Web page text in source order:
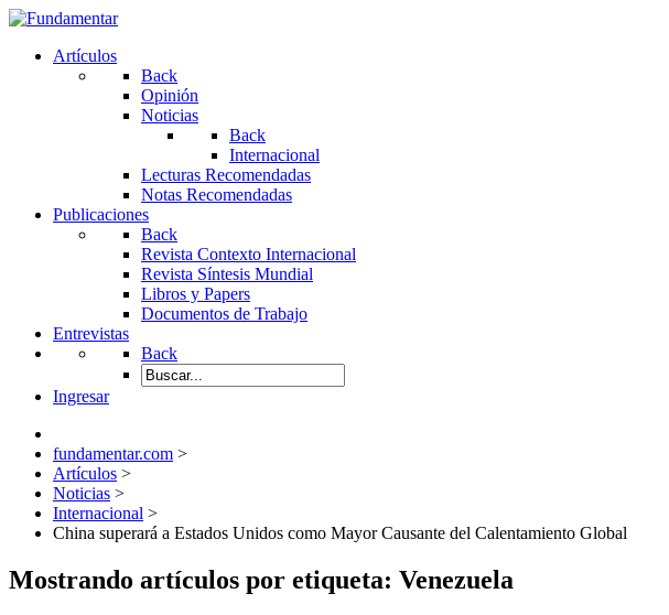
Artículos
Back
Opinión
Noticias
Back
Internacional
Lecturas Recomendadas
Notas Recomendadas
Publicaciones
Back
Revista Contexto Internacional
Revista Síntesis Mundial
Libros y Papers
Documentos de Trabajo
Entrevistas
Back
Ingresar
fundamentar.com >
Artículos >
Noticias >
Internacional >
China superará a Estados Unidos como Mayor Causante del Calentamiento Global
Mostrando artículos por etiqueta: Venezuela